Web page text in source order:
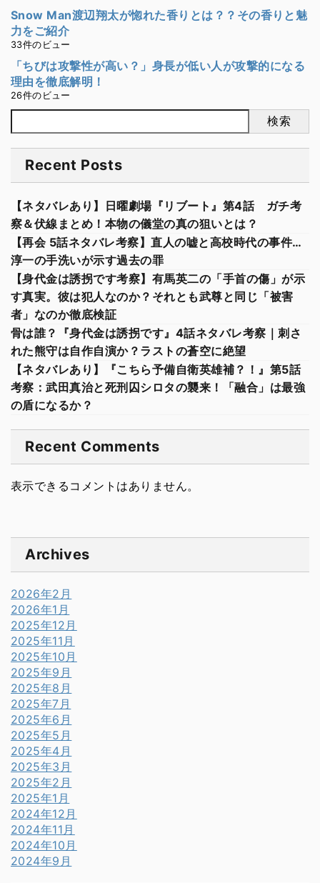
Snow Man渡辺翔太が惚れた香りとは？？その香りと魅
力をご紹介
33件のビュー
「ちびは攻撃性が高い？」身長が低い人が攻撃的になる
理由を徹底解明！
26件のビュー
検索
Recent Posts
【ネタバレあり】日曜劇場『リブート』第4話 ガチ考
察＆伏線まとめ！本物の儀堂の真の狙いとは？
【再会 5話ネタバレ考察】直人の嘘と高校時代の事件…
淳一の手洗いが示す過去の罪
【身代金は誘拐です考察】有馬英二の「手首の傷」が示
す真実。彼は犯人なのか？それとも武尊と同じ「被害
者」なのか徹底検証
骨は誰？『身代金は誘拐です』4話ネタバレ考察｜刺さ
れた熊守は自作自演か？ラストの蒼空に絶望
【ネタバレあり】『こちら予備自衛英雄補？！』第5話
考察：武田真治と死刑囚シロタの襲来！「融合」は最強
の盾になるか？
Recent Comments
表示できるコメントはありません。
Archives
2026年2月
2026年1月
2025年12月
2025年11月
2025年10月
2025年9月
2025年8月
2025年7月
2025年6月
2025年5月
2025年4月
2025年3月
2025年2月
2025年1月
2024年12月
2024年11月
2024年10月
2024年9月